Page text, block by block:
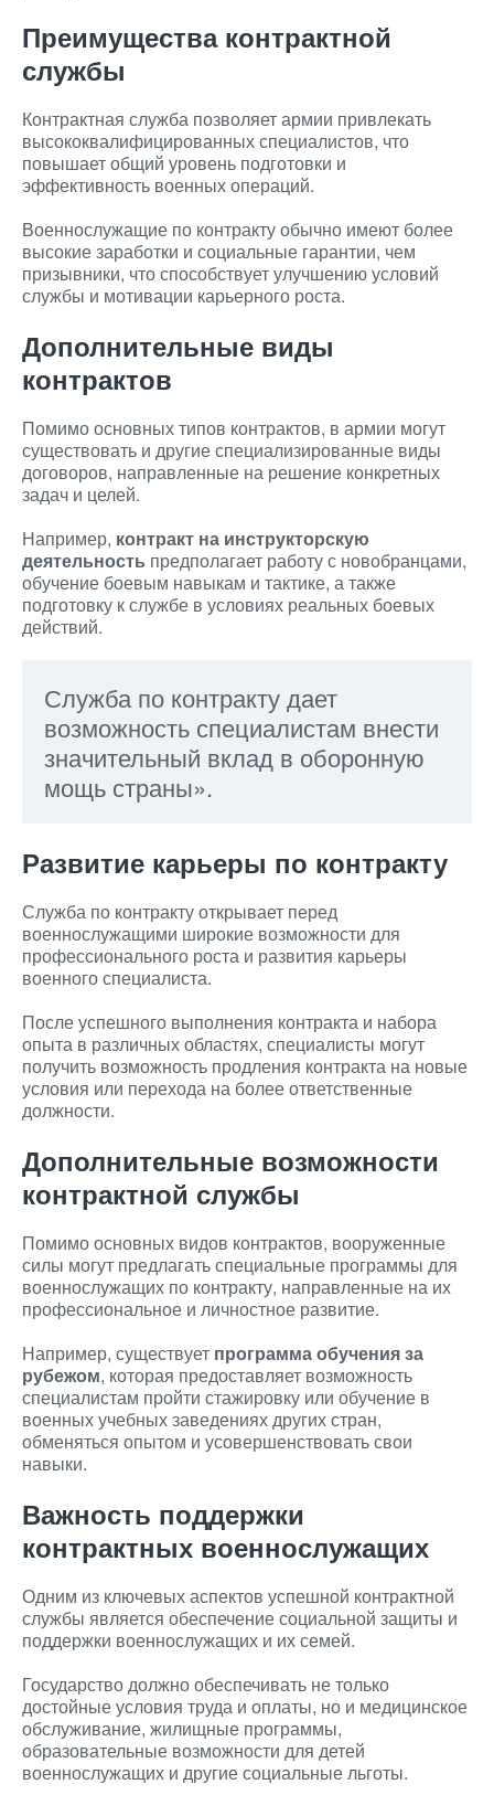
Преимущества контрактной
службы
Контрактная служба позволяет армии привлекать
высококвалифицированных специалистов, что
повышает общий уровень подготовки и
эффективность военных операций.
Военнослужащие по контракту обычно имеют более
высокие заработки и социальные гарантии, чем
призывники, что способствует улучшению условий
службы и мотивации карьерного роста.
Дополнительные виды
контрактов
Помимо основных типов контрактов, в армии могут
существовать и другие специализированные виды
договоров, направленные на решение конкретных
задач и целей.
Например, контракт на инструкторскую
деятельность предполагает работу с новобранцами,
обучение боевым навыкам и тактике, а также
подготовку к службе в условиях реальных боевых
действий.
Служба по контракту дает
возможность специалистам внести
значительный вклад в оборонную
мощь страны».
Развитие карьеры по контракту
Служба по контракту открывает перед
военнослужащими широкие возможности для
профессионального роста и развития карьеры
военного специалиста.
После успешного выполнения контракта и набора
опыта в различных областях, специалисты могут
получить возможность продления контракта на новые
условия или перехода на более ответственные
должности.
Дополнительные возможности
контрактной службы
Помимо основных видов контрактов, вооруженные
силы могут предлагать специальные программы для
военнослужащих по контракту, направленные на их
профессиональное и личностное развитие.
Например, существует программа обучения за
рубежом, которая предоставляет возможность
специалистам пройти стажировку или обучение в
военных учебных заведениях других стран,
обменяться опытом и усовершенствовать свои
навыки.
Важность поддержки
контрактных военнослужащих
Одним из ключевых аспектов успешной контрактной
службы является обеспечение социальной защиты и
поддержки военнослужащих и их семей.
Государство должно обеспечивать не только
достойные условия труда и оплаты, но и медицинское
обслуживание, жилищные программы,
образовательные возможности для детей
военнослужащих и другие социальные льготы.